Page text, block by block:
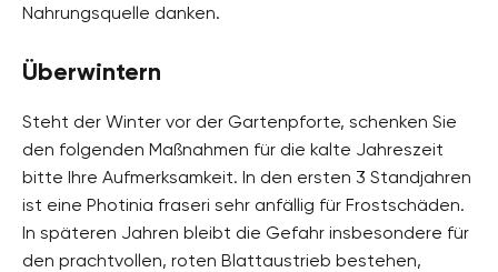
Nahrungsquelle danken.
Überwintern
Steht der Winter vor der Gartenpforte, schenken Sie
den folgenden Maßnahmen für die kalte Jahreszeit
bitte Ihre Aufmerksamkeit. In den ersten 3 Standjahren
ist eine Photinia fraseri sehr anfällig für Frostschäden.
In späteren Jahren bleibt die Gefahr insbesondere für
den prachtvollen, roten Blattaustrieb bestehen,